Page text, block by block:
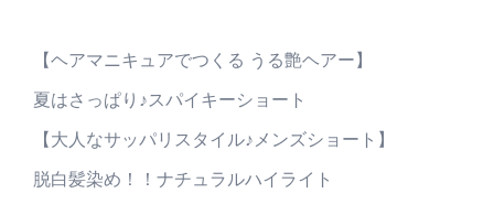
【ヘアマニキュアでつくる うる艶ヘアー】
夏はさっぱり♪スパイキーショート
【大人なサッパリスタイル♪メンズショート】
脱白髪染め！！ナチュラルハイライト